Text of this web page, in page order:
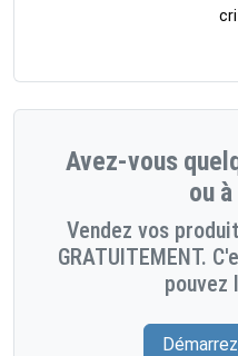
Avez-vous
ou
Vendez vos
GRATUITEMENT.
pouvez